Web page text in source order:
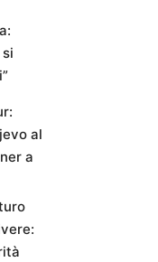
al
a